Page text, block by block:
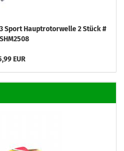
Sport Hauptrotorwelle 2 Stück #
EUR